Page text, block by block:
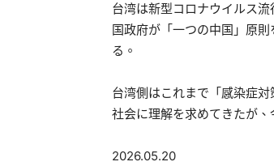
台湾は新型コロナウイルス
国政府が「一つの中国」原
る。
台湾側はこれまで「感染症
社会に理解を求めてきたが
2026.05.20